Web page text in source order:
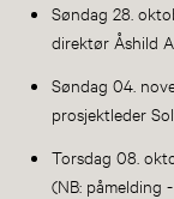
Søndag 28.
direktør Åshild
Søndag 04.
prosjektleder
Torsdag 08.
(NB: påmelding